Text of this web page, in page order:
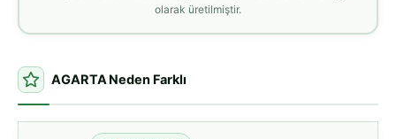
olarak üretilmiştir.
AGARTA Neden Farklı